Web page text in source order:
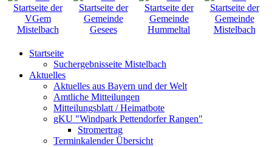
Startseite
Suchergebnisseite Mistelbach
Aktuelles
Aktuelles aus Bayern und der Welt
Amtliche Mitteilungen
Mitteilungsblatt / Heimatbote
gKU "Windpark Pettendorfer Rangen"
Stromertrag
Terminkalender Übersicht